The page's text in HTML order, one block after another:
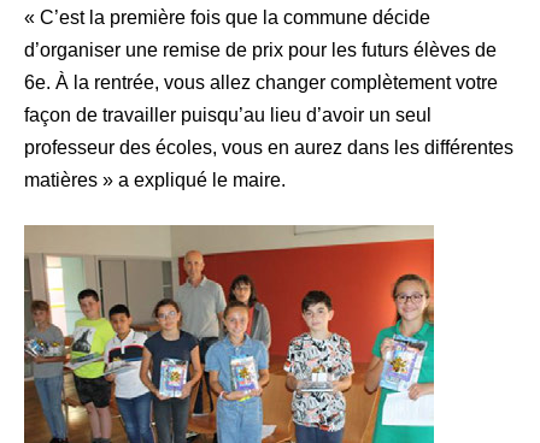
« C’est la première fois que la commune décide
d’organiser une remise de prix pour les futurs élèves de
6e. À la rentrée, vous allez changer complètement votre
façon de travailler puisqu’au lieu d’avoir un seul
professeur des écoles, vous en aurez dans les différentes
matières » a expliqué le maire.